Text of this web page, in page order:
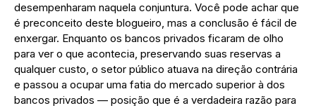
desempenharam naquela conjuntura. Você pode achar que
é preconceito deste blogueiro, mas a conclusão é fácil de
enxergar. Enquanto os bancos privados ficaram de olho
para ver o que acontecia, preservando suas reservas a
qualquer custo, o setor público atuava na direção contrária
e passou a ocupar uma fatia do mercado superior à dos
bancos privados — posição que é a verdadeira razão para